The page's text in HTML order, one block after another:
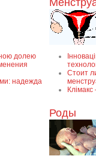
долею
надежда
Стоит
Роды